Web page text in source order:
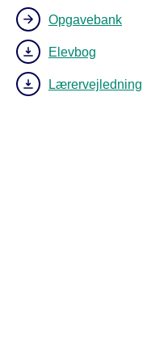
Opgavebank
Elevbog
Lærervejledning